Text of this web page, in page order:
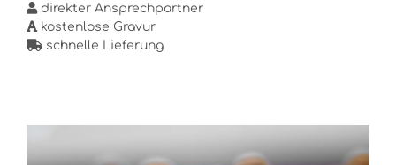
direkter Ansprechpartner
kostenlose Gravur
schnelle Lieferung